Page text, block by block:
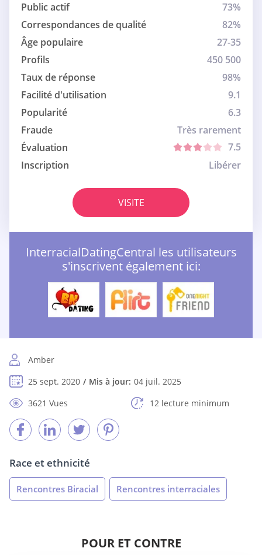
Public actif
73%
Correspondances de qualité
82%
Âge populaire
27-35
Profils
450 500
Taux de réponse
98%
Facilité d'utilisation
9.1
Popularité
6.3
Fraude
Très rarement
Évaluation
7.5
Inscription
Libérer
VISITE
InterracialDatingCentral les utilisateurs
s'inscrivent également ici:
Amber
25 sept. 2020
Mis à jour: 04 juil. 2025
3621 Vues
12 lecture minimum
Race et ethnicité
Rencontres Biracial Rencontres interraciales
POUR ET CONTRE